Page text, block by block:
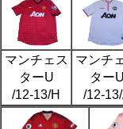
マンチェス
ターU
/12-13/H
マンチ
ターU
/12-